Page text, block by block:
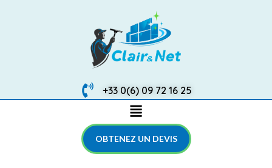
+33 0(6) 09 72 16 25
OBTENEZ UN DEVIS